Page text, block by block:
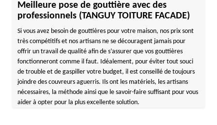
Meilleure pose de gouttière avec des
professionnels (TANGUY TOITURE FACADE)
Si vous avez besoin de gouttières pour votre maison, nos prix sont
très compétitifs et nos artisans ne se découragent jamais pour
offrir un travail de qualité afin de s’assurer que vos gouttières
fonctionneront comme il faut. Idéalement, pour éviter tout souci
de trouble et de gaspiller votre budget, il est conseillé de toujours
joindre des couvreurs aguerris. Ils ont les matériels, les artisans
nécessaires, la méthode ainsi que le savoir-faire suffisant pour vous
aider à opter pour la plus excellente solution.